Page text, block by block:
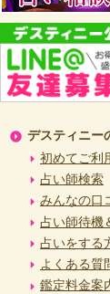
デスティニー
初めてご利
占い師検索
みんなの口
占い師待機
占いをする
よくある質
鑑定料金案